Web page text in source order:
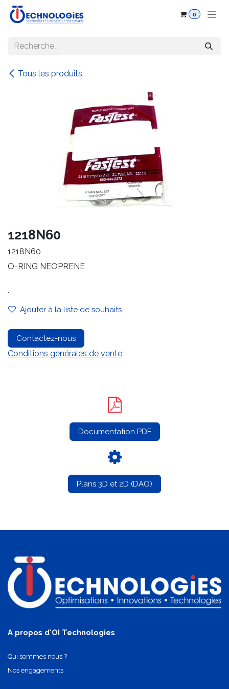
Se rendre au contenu
0
Tous les produits
1218N60
1218N60
O-RING NEOPRENE
.
Ajouter à la liste de souhaits
Contactez-nous
Conditions générales de vente
Documentation PDF
Plans 3D et 2D (DAO)
A propos d'OI Technologies
Qui sommes nous ?
Nos engagements